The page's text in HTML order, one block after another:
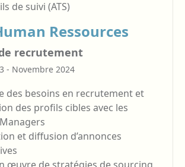
de suivi (ATS)
Ressources
recrutement
- Novembre 2024
des besoins en recrutement et
des profils cibles avec les
et diffusion d’annonces